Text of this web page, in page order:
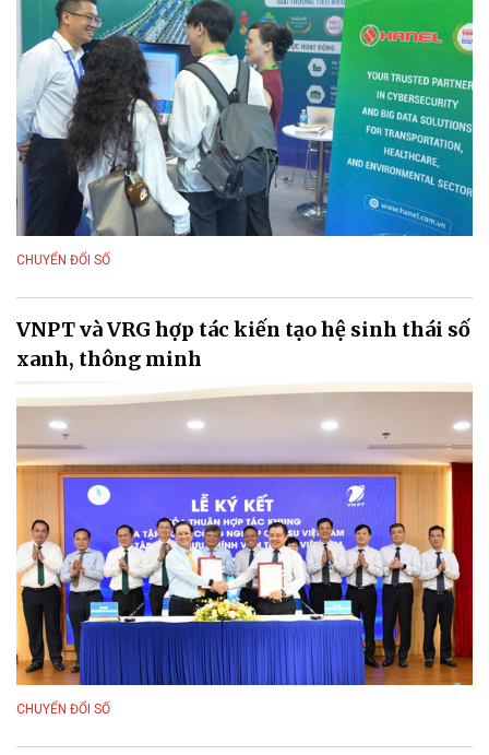
CHUYỂN ĐỔI SỐ
VNPT và VRG hợp tác kiến tạo hệ sinh thái số
xanh, thông minh
CHUYỂN ĐỔI SỐ